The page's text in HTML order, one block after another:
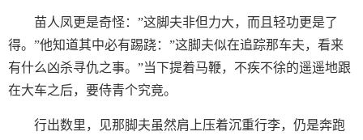
苗人凤更是奇怪：”这脚夫非但力大，而且轻功更是了
得。”他知道其中必有踢跷：”这脚夫似在追踪那车夫，看来
有什么凶杀寻仇之事。”当下提着马鞭，不疾不徐的遥遥地跟
在大车之后，要侍青个究竟。
行出数里，见那脚夫虽然肩上压着沉重行李，仍是奔跑